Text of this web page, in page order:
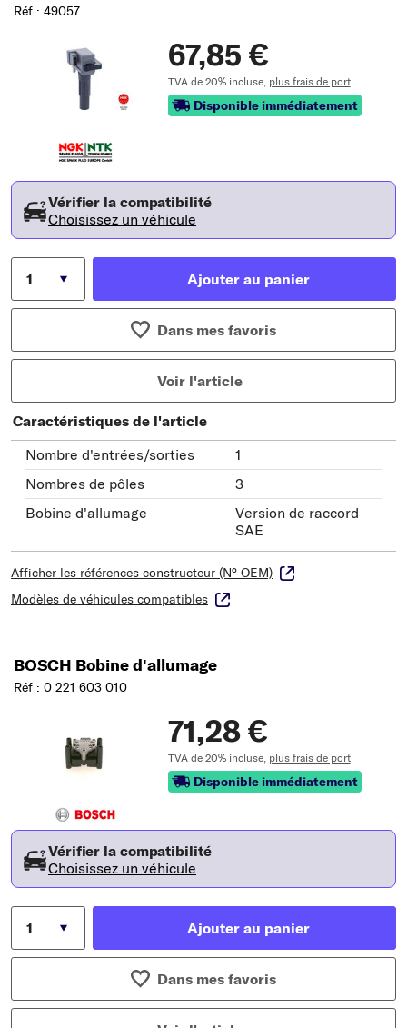
Réf : 49057
67,85 €
TVA de 20% incluse, plus frais de port
Disponible immédiatement
Vérifier la compatibilité
Choisissez un véhicule
Ajouter au panier
Dans mes favoris
Voir l'article
Caractéristiques de l'article
Nombre d'entrées/sorties
1
Nombres de pôles
3
Bobine d'allumage
Version de raccord
SAE
Afficher les références constructeur (N° OEM)
Modèles de véhicules compatibles
BOSCH Bobine d'allumage
Réf : 0 221 603 010
71,28 €
TVA de 20% incluse, plus frais de port
Disponible immédiatement
Vérifier la compatibilité
Choisissez un véhicule
Ajouter au panier
Dans mes favoris